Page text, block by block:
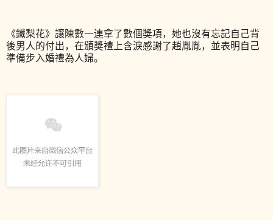
《鐵梨花》讓陳數一連拿了數個獎項，她也沒有忘記自己背
後男人的付出，在頒獎禮上含淚感謝了趙胤胤，並表明自己
準備步入婚禮為人婦。